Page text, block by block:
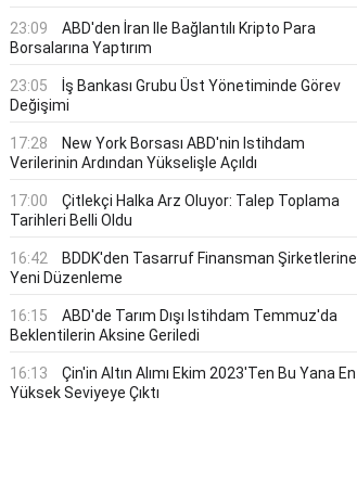
23:09
ABD'den İran Ile Bağlantılı Kripto Para
Borsalarına Yaptırım
23:05
İş Bankası Grubu Üst Yönetiminde Görev
Değişimi
17:28
New York Borsası ABD'nin Istihdam
Verilerinin Ardından Yükselişle Açıldı
17:00
Çitlekçi Halka Arz Oluyor: Talep Toplama
Tarihleri Belli Oldu
16:42
BDDK'den Tasarruf Finansman Şirketlerine
Yeni Düzenleme
16:15
ABD'de Tarım Dışı Istihdam Temmuz'da
Beklentilerin Aksine Geriledi
16:13
Çin'in Altın Alımı Ekim 2023'ten Bu Yana En
Yüksek Seviyeye Çıktı